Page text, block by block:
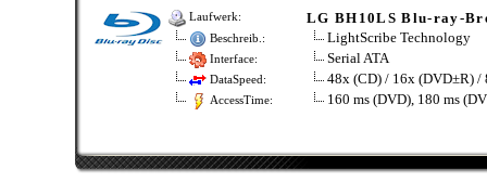
Laufwerk: LG BH10LS Blu-ray-
Beschreib.: LightScribe Technology
Interface: Serial ATA
DataSpeed: 48x (CD) / 16x (DVD±R)
AccessTime: 160 ms (DVD), 180 ms